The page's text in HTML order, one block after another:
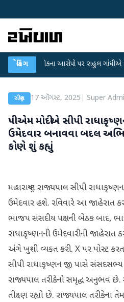
બ્રેકિંગ
લીકના આરોપો પર રાહુલ ગાંધીએ કેન્દ્ર પર
રાષ્ટ્રીય 17 ઑગસ્ટ, 2025 Super
પીએમ મોદીએ સીપી
ઉમેદવાર બનાવવા બદલ
કોણે શું કહ્યું
મહારાષ્ટ્રના રાજ્યપાલ સીપી
ઉમેદવાર હશે. રવિવારે આ જાહેરાત
ભાજપ સંસદીય પક્ષની બેઠક બાદ,
રાધાકૃષ્ણનની ઉમેદવારીની જાહેરાત
અંગે ખુશી વ્યક્ત કરી. X પર પોસ્ટ
સીપી રાધાકૃષ્ણન જી પાસે સંસદસભ્ય
રાજ્યપાલ તરીકેનો સમૃદ્ધ અનુભવ
તીક્ષ્ણ રહ્યો છે. રાજ્યપાલ તરીકેના